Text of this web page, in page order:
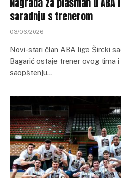
saradnju s trenerom
03/06/2026
Novi-stari član ABA lige Široki
Bagarić ostaje trener ovog tima i
saopštenju…